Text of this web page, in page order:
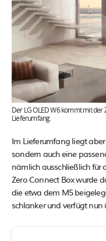
Der LG OLED W6 kommt mit
Lieferumfang.
Im Lieferumfang liegt
sondern auch eine
nämlich ausschließlich
Zero Connect Box wurde
die etwa dem M5
schlanker und verfügt nun